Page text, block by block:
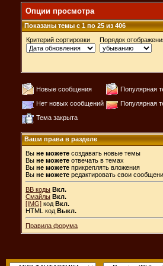
Опции просмотра
Показаны темы с 1 по 25 из 406
Критерий сортировки
Порядок
Новые сообщения
Популярная
Нет новых сообщений
Популярная
Тема закрыта
Ваши права в разделе
Вы не можете создавать новые темы
Вы не можете отвечать в темах
Вы не можете прикреплять вложения
Вы не можете редактировать свои
BB коды Вкл.
Смайлы Вкл.
[IMG] код Вкл.
HTML код Выкл.
Правила форума